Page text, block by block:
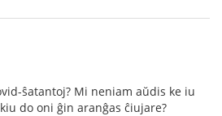
ŝatantoj? Mi neniam aŭdis ke iu
do oni ĝin aranĝas ĉiujare?